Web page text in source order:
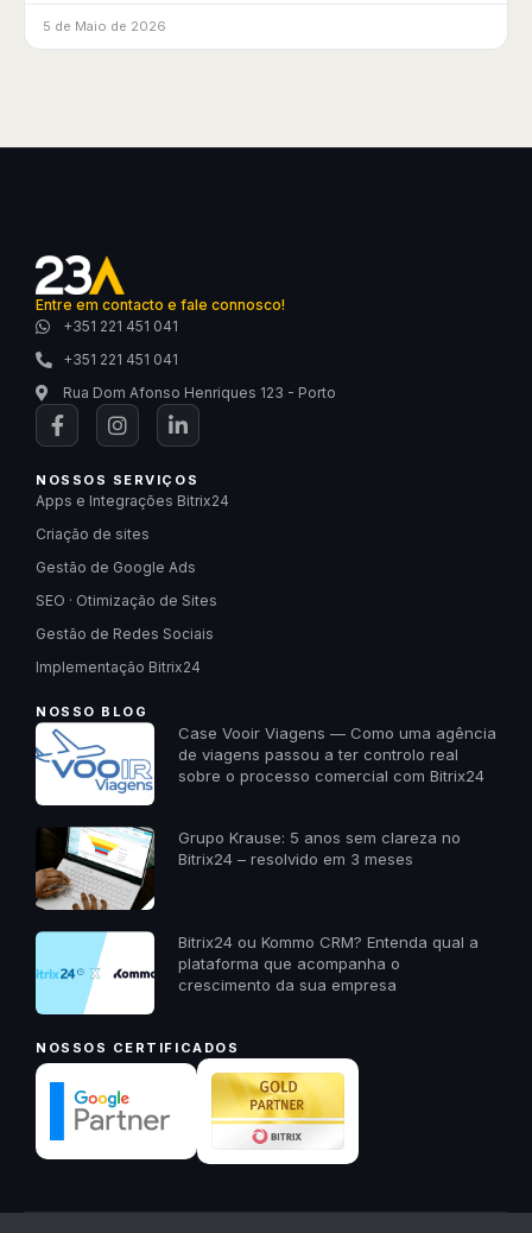
5 de Maio de 2026
Entre em contacto e fale connosco!
+351 221 451 041
+351 221 451 041
Rua Dom Afonso Henriques 123 - Porto
NOSSOS SERVIÇOS
Apps e Integrações Bitrix24
Criação de sites
Gestão de Google Ads
SEO · Otimização de Sites
Gestão de Redes Sociais
Implementação Bitrix24
NOSSO BLOG
Case Vooir Viagens — Como uma agência
de viagens passou a ter controlo real
sobre o processo comercial com Bitrix24
Grupo Krause: 5 anos sem clareza no
Bitrix24 – resolvido em 3 meses
Bitrix24 ou Kommo CRM? Entenda qual a
plataforma que acompanha o
crescimento da sua empresa
NOSSOS CERTIFICADOS